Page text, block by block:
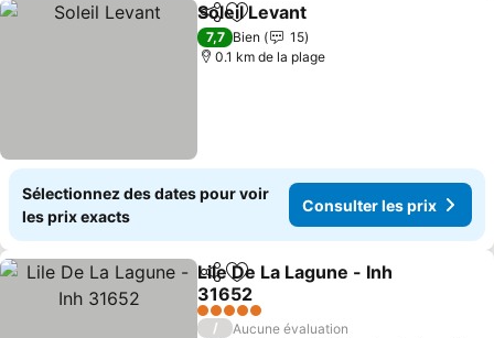
PartagerAjouter à mes favoris
Soleil Levant
7,7 Bien
15
0.1 km de la plage
Sélectionnez des dates pour voir
les prix exacts
Consulter les prix
PartagerAjouter à mes favoris
Lile De La Lagune - Inh
31652
Consulter les prix
5 Étoiles
/
Aucune évaluation